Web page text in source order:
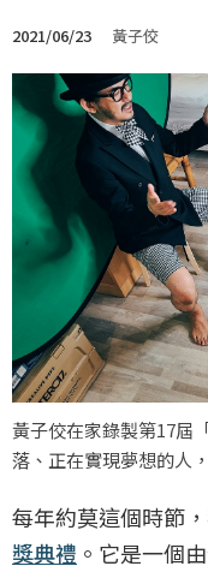
2021/06/23 黃子佼
黃子佼在家錄製第17屆
落、正在實現夢想的人
每年約莫這個時節
獎典禮 。它是一個